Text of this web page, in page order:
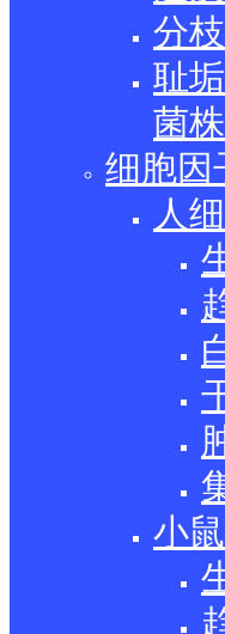
分
耻
菌
细胞因
人
小